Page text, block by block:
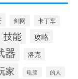
剑网 卡丁车
技能 攻略
器 洛克
家 电脑 的人